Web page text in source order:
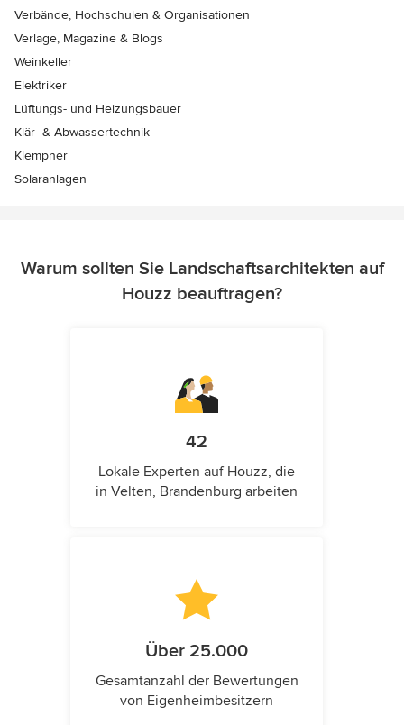
Verbände, Hochschulen & Organisationen
Verlage, Magazine & Blogs
Weinkeller
Elektriker
Lüftungs- und Heizungsbauer
Klär- & Abwassertechnik
Klempner
Solaranlagen
Warum sollten Sie Landschaftsarchitekten auf
Houzz beauftragen?
42
Lokale Experten auf Houzz, die
in Velten, Brandenburg arbeiten
Über 25.000
Gesamtanzahl der Bewertungen
von Eigenheimbesitzern